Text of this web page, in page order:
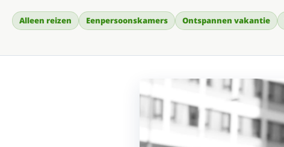
Alleen reizen Eenpersoonskamers Ontspannen vakantie